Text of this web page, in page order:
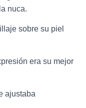
nuca.
sobre su piel
era su mejor
ajustaba